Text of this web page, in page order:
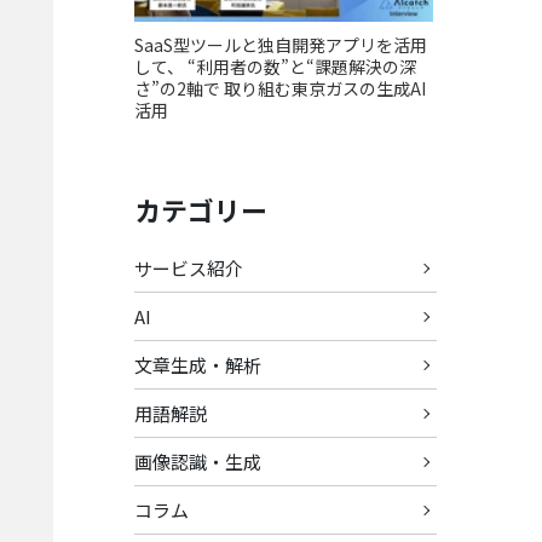
SaaS型ツールと独自開発アプリを活用
して、 “利用者の数”と“課題解決の深
さ”の2軸で 取り組む東京ガスの生成AI
活用
カテゴリー
サービス紹介
AI
文章生成・解析
用語解説
画像認識・生成
コラム